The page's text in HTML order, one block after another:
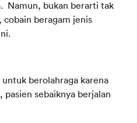
Namun, bukan berarti tak
cobain beragam jenis
berolahraga karena
pasien sebaiknya berjalan